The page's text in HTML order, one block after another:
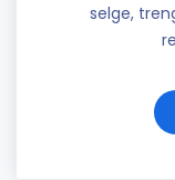
selge,